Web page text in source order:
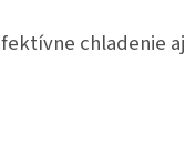
chladenie aj